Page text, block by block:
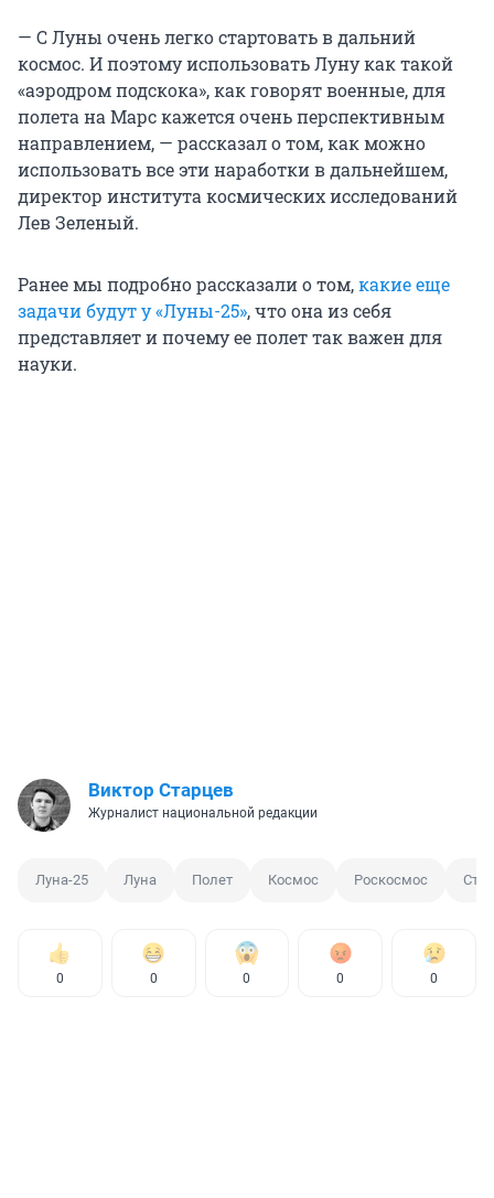
— С Луны очень легко стартовать в дальний
космос. И поэтому использовать Луну как такой
«аэродром подскока», как говорят военные, для
полета на Марс кажется очень перспективным
направлением, — рассказал о том, как можно
использовать все эти наработки в дальнейшем,
директор института космических исследований
Лев Зеленый.
Ранее мы подробно рассказали о том,какие еще
задачи будут у «Луны-25», что она из себя
представляет и почему ее полет так важен для
науки.
Виктор Старцев
Журналист национальной редакции
Луна-25 Луна Полет Космос Роскосмос
0 0 0 0 0